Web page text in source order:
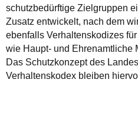
schutzbedürftige Zielgruppen
Zusatz entwickelt, nach dem
ebenfalls Verhaltenskodizes
wie Haupt- und Ehrenamtliche
Das Schutzkonzept des
Verhaltenskodex bleiben